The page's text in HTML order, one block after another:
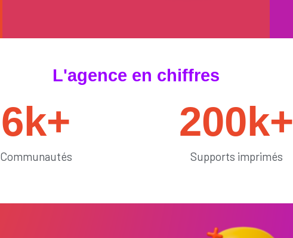
L'agence en chiffres
6k+
Communautés
200k+
Supports imprimés